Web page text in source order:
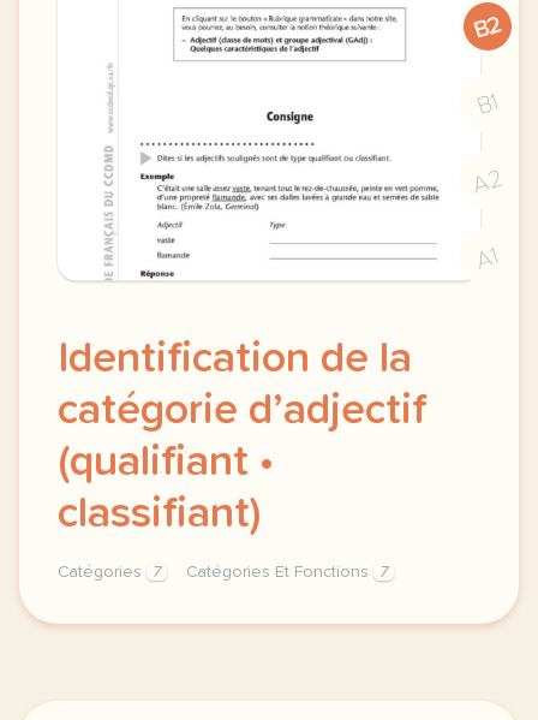
B2
B1
A2
A1
Identification de la
catégorie d’adjectif
(qualifiant •
classifiant)
Catégories 7 Catégories Et Fonctions 7
identification de la categorie d adjectif categories